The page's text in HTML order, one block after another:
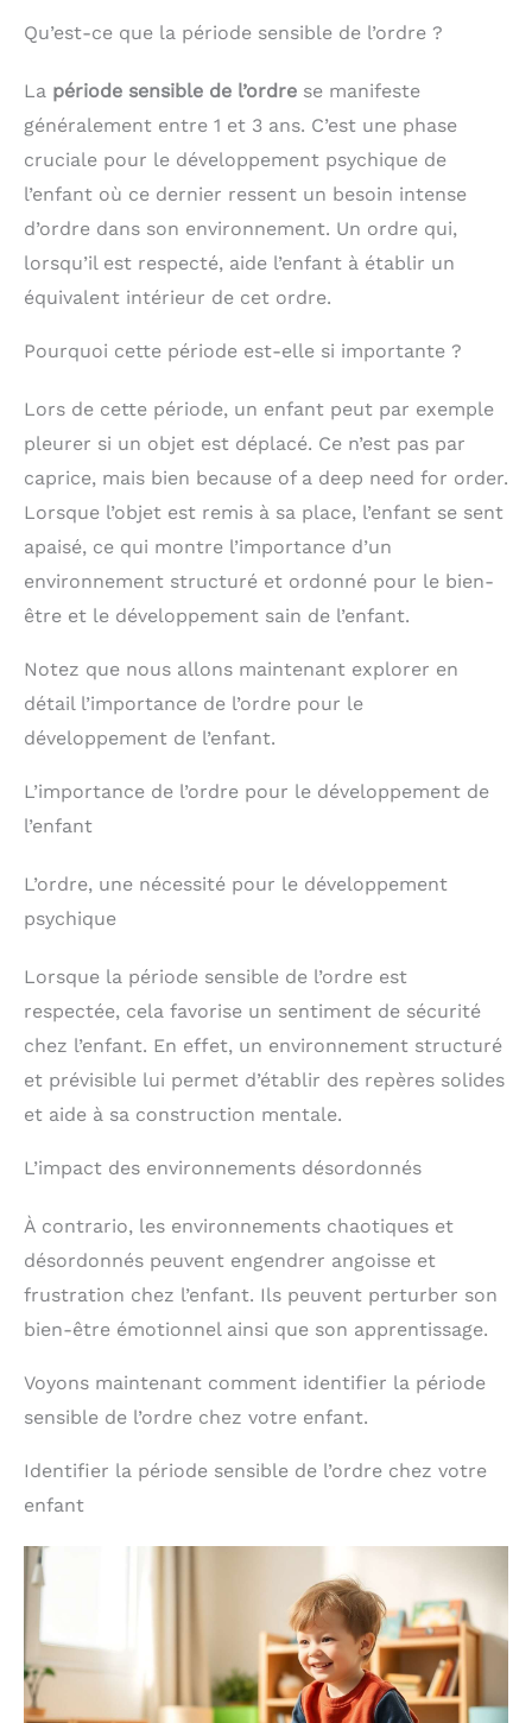
Qu’est-ce que la période sensible de l’ordre ?
La période sensible de l’ordre se manifeste
généralement entre 1 et 3 ans. C’est une phase
cruciale pour le développement psychique de
l’enfant où ce dernier ressent un besoin intense
d’ordre dans son environnement. Un ordre qui,
lorsqu’il est respecté, aide l’enfant à établir un
équivalent intérieur de cet ordre.
Pourquoi cette période est-elle si importante ?
Lors de cette période, un enfant peut par exemple
pleurer si un objet est déplacé. Ce n’est pas par
caprice, mais bien because of a deep need for order.
Lorsque l’objet est remis à sa place, l’enfant se sent
apaisé, ce qui montre l’importance d’un
environnement structuré et ordonné pour le bien-
être et le développement sain de l’enfant.
Notez que nous allons maintenant explorer en
détail l’importance de l’ordre pour le
développement de l’enfant.
L’importance de l’ordre pour le développement de
l’enfant
L’ordre, une nécessité pour le développement
psychique
Lorsque la période sensible de l’ordre est
respectée, cela favorise un sentiment de sécurité
chez l’enfant. En effet, un environnement structuré
et prévisible lui permet d’établir des repères solides
et aide à sa construction mentale.
L’impact des environnements désordonnés
À contrario, les environnements chaotiques et
désordonnés peuvent engendrer angoisse et
frustration chez l’enfant. Ils peuvent perturber son
bien-être émotionnel ainsi que son apprentissage.
Voyons maintenant comment identifier la période
sensible de l’ordre chez votre enfant.
Identifier la période sensible de l’ordre chez votre
enfant